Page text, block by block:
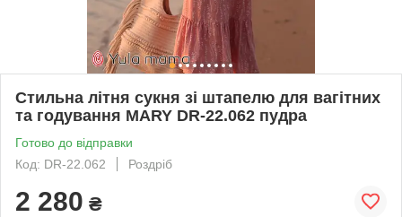
Стильна літня сукня зі штапелю для вагітних
та годування MARY DR-22.062 пудра
Готово до відправки
Код: DR-22.062
Роздріб
2 280 ₴